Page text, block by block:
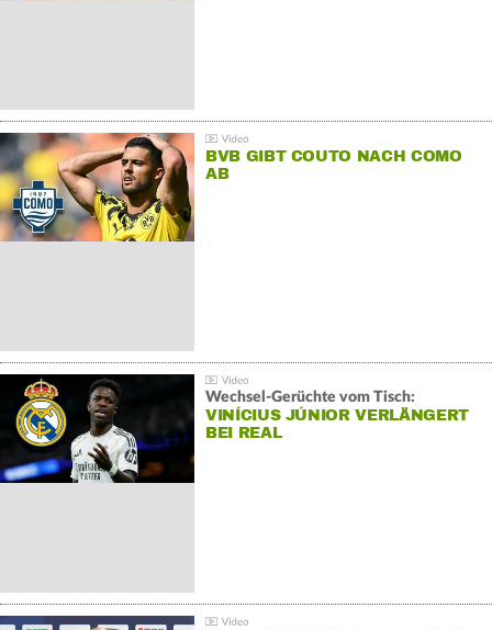
BVB GIBT COUTO NACH COMO
AB
Wechsel-Gerüchte vom Tisch:
VINÍCIUS JÚNIOR VERLÄNGERT
BEI REAL